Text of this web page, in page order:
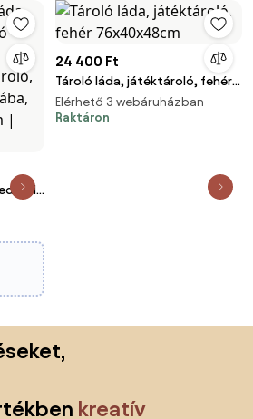
x
24 400 Ft
Tároló láda, játéktároló, fehér
76x40x48cm
Elérhető 3 webáruházban
Raktáron
kreatív